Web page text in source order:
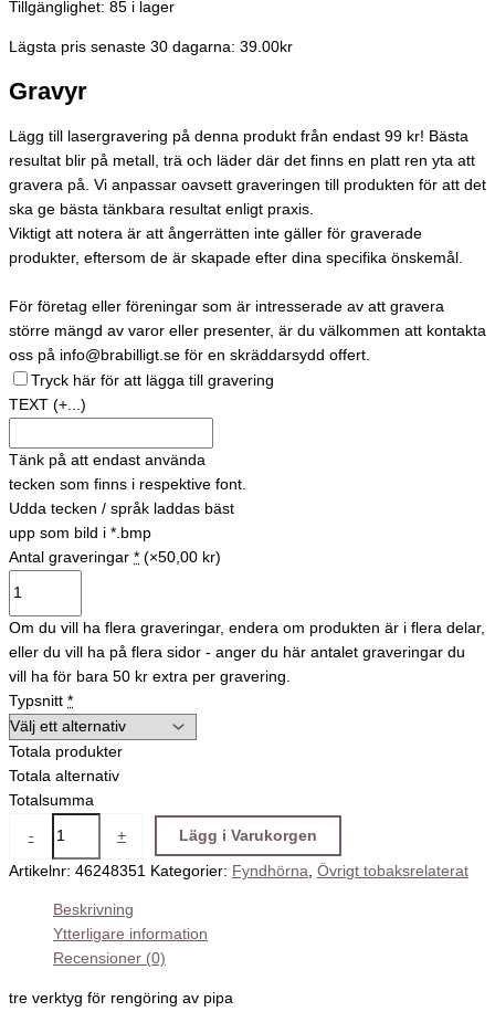
Tillgänglighet: 85 i lager
Lägsta pris senaste 30 dagarna: 39.00kr
Gravyr
Lägg till lasergravering på denna produkt från endast 99 kr! Bästa
resultat blir på metall, trä och läder där det finns en platt ren yta att
gravera på. Vi anpassar oavsett graveringen till produkten för att det
ska ge bästa tänkbara resultat enligt praxis.
Viktigt att notera är att ångerrätten inte gäller för graverade
produkter, eftersom de är skapade efter dina specifika önskemål.
För företag eller föreningar som är intresserade av att gravera
större mängd av varor eller presenter, är du välkommen att kontakta
oss på info@brabilligt.se för en skräddarsydd offert.
Tryck här för att lägga till gravering
TEXT (+...)
Tänk på att endast använda
tecken som finns i respektive font.
Udda tecken / språk laddas bäst
upp som bild i *.bmp
Antal graveringar * (×50,00 kr)
Om du vill ha flera graveringar, endera om produkten är i flera delar,
eller du vill ha på flera sidor - anger du här antalet graveringar du
vill ha för bara 50 kr extra per gravering.
Typsnitt *
Totala produkter
Totala alternativ
Totalsumma
- + Lägg i Varukorgen
Artikelnr: 46248351 Kategorier: Fyndhörna Övrigt tobaksrelaterat
Beskrivning
Ytterligare information
Recensioner (0)
tre verktyg för rengöring av pipa